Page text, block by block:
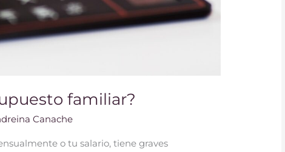
familiar?
Canache
o tu salario, tiene graves